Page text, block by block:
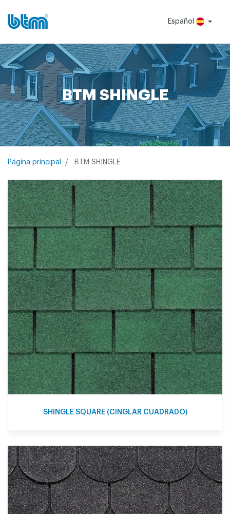
Español
BTM SHINGLE
Página principal BTM SHINGLE
SHINGLE SQUARE (CINGLAR CUADRADO)